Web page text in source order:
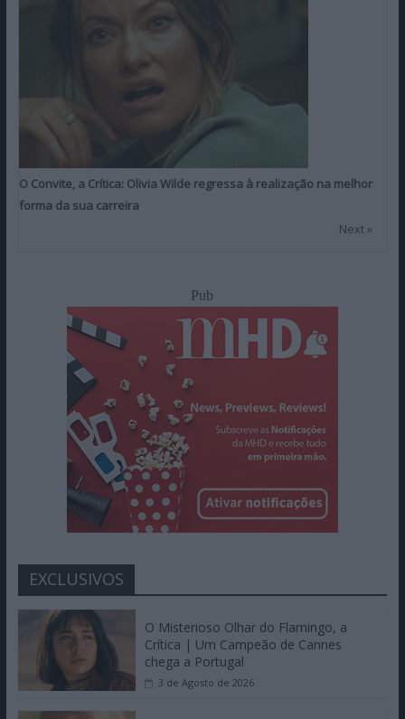
O Convite, a Crítica: Olivia Wilde regressa à realização na melhor
forma da sua carreira
Next »
Pub
EXCLUSIVOS
O Misterioso Olhar do Flamingo, a
Crítica | Um Campeão de Cannes
chega a Portugal
3 de Agosto de 2026